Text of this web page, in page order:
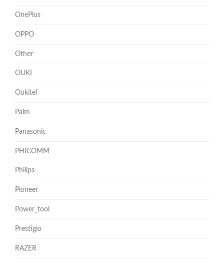
OnePlus
OPPO
Other
OUKI
Oukitel
Palm
Panasonic
PHICOMM
Philips
Pioneer
Power_tool
Prestigio
RAZER